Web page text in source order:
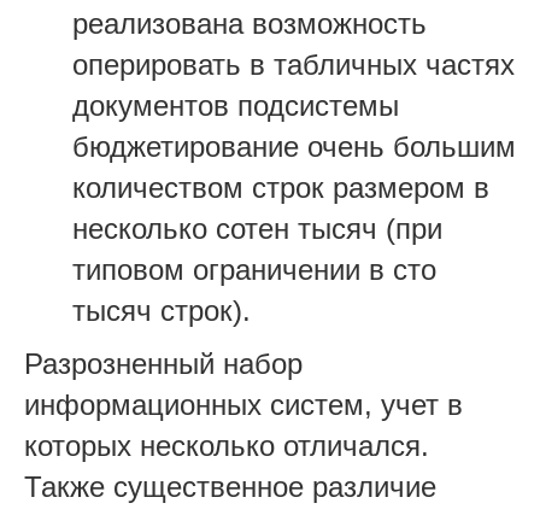
реализована возможность
оперировать в табличных частях
документов подсистемы
бюджетирование очень большим
количеством строк размером в
несколько сотен тысяч (при
типовом ограничении в сто
тысяч строк).
Разрозненный набор
информационных систем, учет в
которых несколько отличался.
Также существенное различие